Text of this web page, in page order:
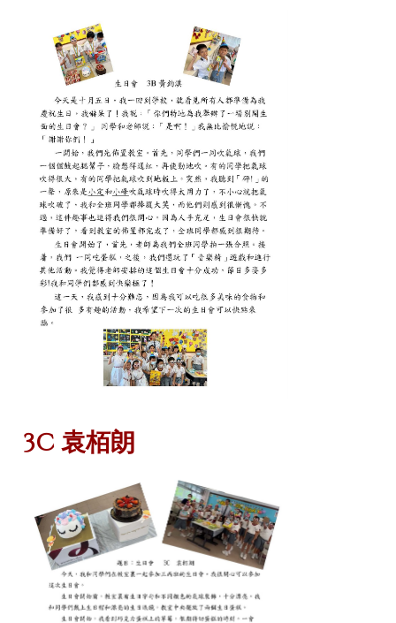
3C 袁栢朗